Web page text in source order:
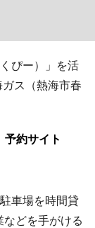
ぴー）」を活
ス（熱海市春
約サイト
車場を時間貸
どを手がける